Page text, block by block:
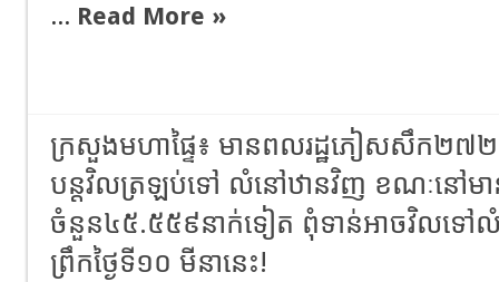
... Read More »
ក្រសួងមហាផ្ទៃ៖ មានពលរដ្ឋភៀសសឹក២៧២
បន្តវិលត្រឡប់ទៅ លំនៅឋានវិញ ខណៈនៅមា
ចំនួន៤៥.៥៥៩នាក់ទៀត ពុំទាន់អាចវិលទៅ
ព្រឹកថ្ងៃទី១០ មីនានេះ!